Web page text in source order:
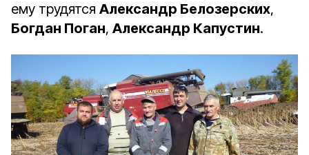
ему трудятся Александр Белозерских,
Богдан Поган, Александр Капустин.